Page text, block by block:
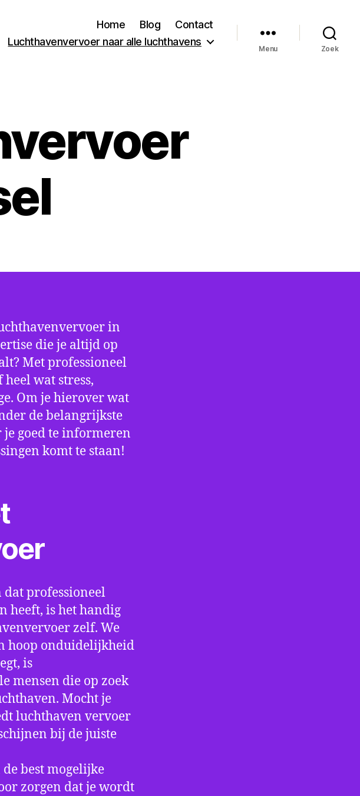
Home Blog
Contact
Luchthavenvervoer naar alle luchthavens
Menu Zoek
in
die je altijd op
Met professioneel
wat stress,
Om je hierover wat
de belangrijkste
goed te informeren
komt te staan!
professioneel
heeft, is het handig
zelf. We
hoop onduidelijkheid
is
mensen die op zoek
Mocht je
luchthaven vervoer
bij de juiste
best mogelijke
zorgen dat je wordt